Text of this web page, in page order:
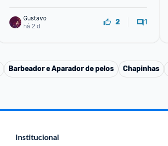
Gustavo
há 2 d
2 1
Barbeador e Aparador de pelos Chapinhas
Institucional